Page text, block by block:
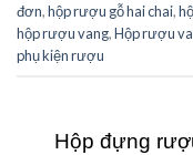
đơn,hộp rượu gỗ hai chai,
hộp rượu vang,Hộp rượu
phụ kiện rượu
Hộp đựng